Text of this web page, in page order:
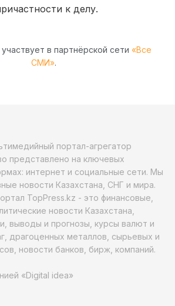
к делу.
в партнёрской сети «Все
СМИ».
портал-агрегатор
представлено на ключевых
интернет и социальные сети. Мы
новости Казахстана, СНГ и мира.
TopPress.kz - это финансовые,
новости Казахстана,
выводы и прогнозы, курсы валют и
драгоценных металлов, сырьевых и
новости банков, бирж, компаний.
«Digital idea»